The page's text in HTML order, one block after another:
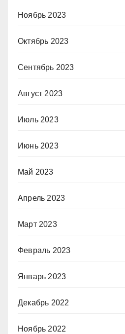
Ноябрь 2023
Октябрь 2023
Сентябрь 2023
Август 2023
Июль 2023
Июнь 2023
Май 2023
Апрель 2023
Март 2023
Февраль 2023
Январь 2023
Декабрь 2022
Ноябрь 2022